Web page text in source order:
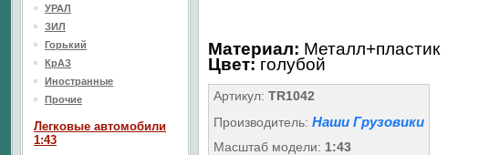
Материал: Металл+пластик
Цвет: голубой
Артикул: TR1042
Производитель: Наши Грузовики
Масштаб модели: 1:43
УРАЛ
ЗИЛ
Горький
КрАЗ
Иностранные
Прочие
Легковые автомобили
1:43